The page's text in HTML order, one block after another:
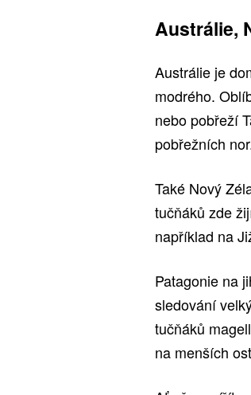
Austrálie,
Austrálie je
modrého.
nebo pobřeží
pobřežních
Také Nový
tučňáků zde
například na
Patagonie na
sledování
tučňáků
na menších